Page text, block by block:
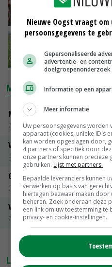
05-02-2024
'Wormen zijn
05-02-2024
MARKTPRIJZEN
Magere melkpoeder
Zuivel NL
Vleeskuikens 2001-2600 gr
Barneveld
Gerst
Groningen
Volle melkpoeder
Zuivel NL
MEER
LAATSTE NIEUWS
Nieuwe Oogst vraagt
persoonsgegevens te
Gepersonaliseerde
advertentie- en
Informatie op een
Meer informatie
Uw persoonsgegevens worden
apparaat (cookies, unieke ID's
kan worden opgeslagen door,
4 partners of specifiek door
onze partners kunnen precieze
gebruiken. Lijst met partners.
Bepaalde leveranciers kunnen
verwerken op basis van
hiertegen bezwaar maken
beheren. Zoek onderaan deze
een link om uw toestemming te
privacy- en cookie-instellingen.